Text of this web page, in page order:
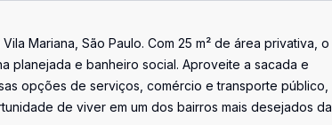
Mariana, São Paulo. Com 25 m² de área privativa, o
planejada e banheiro social. Aproveite a sacada e
opções de serviços, comércio e transporte público,
de viver em um dos bairros mais desejados da